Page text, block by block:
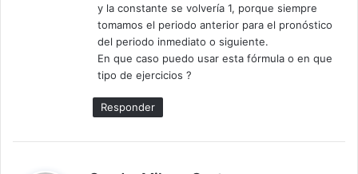
y la constante se volvería 1, porque siempre
tomamos el periodo anterior para el pronóstico
del periodo inmediato o siguiente.
En que caso puedo usar esta fórmula o en que
tipo de ejercicios ?
Responder